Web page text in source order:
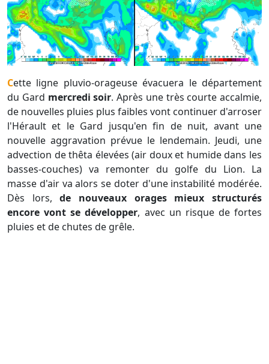
Cette ligne pluvio-orageuse évacuera le département
du Gard mercredi soir. Après une très courte accalmie,
de nouvelles pluies plus faibles vont continuer d'arroser
l'Hérault et le Gard jusqu'en fin de nuit, avant une
nouvelle aggravation prévue le lendemain. Jeudi, une
advection de thêta élevées (air doux et humide dans les
basses-couches) va remonter du golfe du Lion. La
masse d'air va alors se doter d'une instabilité modérée.
Dès lors,de nouveaux orages mieux structurés
encore vont se développer, avec un risque de fortes
pluies et de chutes de grêle.